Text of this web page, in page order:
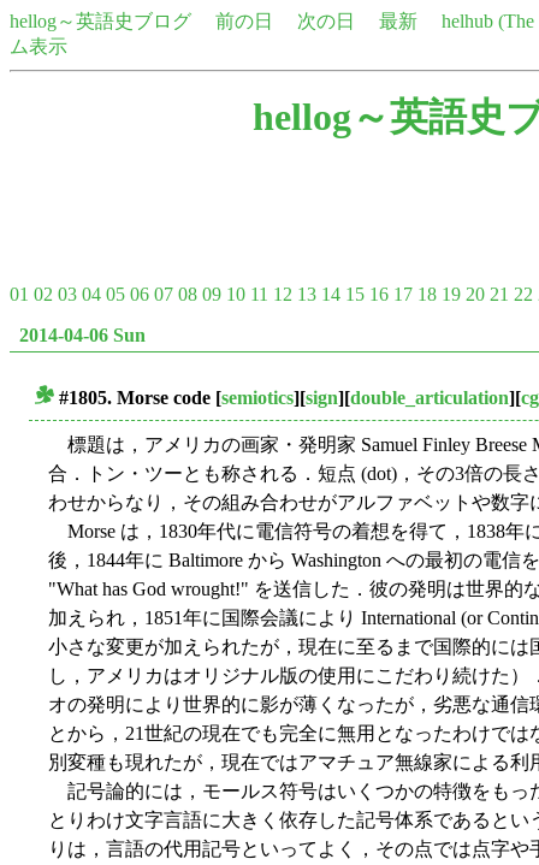
hellog～英語史ブログ 前の日 次の日 最新
helhub
ム表示
hellog～英語史
01 02 03 04 05 06 07 08 09 10 11 12 13 14 15 16 17 18 19 20 21 22
2014-04-06 Sun
#1805. Morse code [semiotics][sign][double_articulation][
標題は，アメリカの画家・発明家 Samuel Finley Breese
合．トン・ツーとも称される．短点 (dot)，その3倍の長
わせからなり，その組み合わせがアルファベットや数字
Morse は，1830年代に電信符号の着想を得て，1838年
後，1844年に Baltimore から Washington への最初の電
"What has God wrought!" を送信した．彼の発明は世界
加えられ，1851年に国際会議により International (or
小さな変更が加えられたが，現在に至るまで国際的に
し，アメリカはオリジナル版の使用にこだわり続けた
オの発明により世界的に影が薄くなったが，劣悪な通
とから，21世紀の現在でも完全に無用となったわけで
別変種も現れたが，現在ではアマチュア無線家による
記号論的には，モールス符号はいくつかの特徴をもっ
とりわけ文字言語に大きく依存した記号体系であると
りは，言語の代用記号といってよく，その点では点字